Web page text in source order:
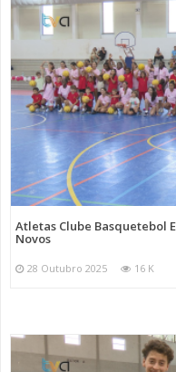
Atletas Clube Basquetebol
Novos
28 Outubro 2025 16 K